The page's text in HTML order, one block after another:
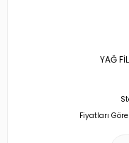
YAĞ
Fiyatları